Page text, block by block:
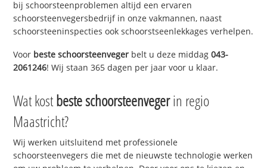
bij schoorsteenproblemen altijd een ervaren
schoorsteenvegersbedrijf in onze vakmannen, naast
schoorsteeninspecties ook schoorstseenlekkages verhelpen.
Voor beste schoorsteenveger belt u deze middag043-
2061246! Wij staan 365 dagen per jaar voor u klaar.
Wat kostbeste schoorsteenvegerin regio
Maastricht?
Wij werken uitsluitend met professionele
schoorsteenvegers die met de nieuwste technologie werken